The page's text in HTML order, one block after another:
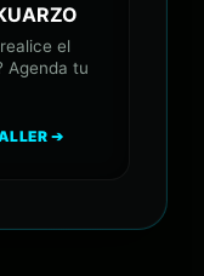
el
Agenda tu
➔